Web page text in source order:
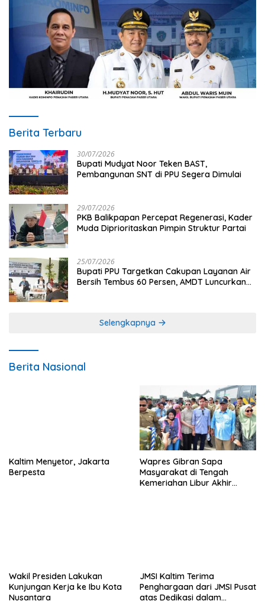
Berita Terbaru
30/07/2026
Bupati Mudyat Noor Teken BAST,
Pembangunan SNT di PPU Segera Dimulai
29/07/2026
PKB Balikpapan Percepat Regenerasi, Kader
Muda Diprioritaskan Pimpin Struktur Partai
25/07/2026
Bupati PPU Targetkan Cakupan Layanan Air
Bersih Tembus 60 Persen, AMDT Luncurkan
Selengkapnya
Berita Nasional
Kaltim Menyetor, Jakarta
Berpesta
Wapres Gibran Sapa
Masyarakat di Tengah
Kemeriahan Libur Akhir
Wakil Presiden Lakukan
Kunjungan Kerja ke Ibu Kota
Nusantara
JMSI Kaltim Terima
Penghargaan dari JMSI Pusat
atas Dedikasi dalam